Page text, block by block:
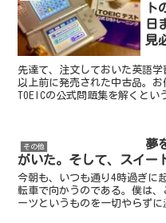
ト
日
見
先達て、注文しておいた英語
以上前に発売された中古品。
TOEICの公式問題集を解くとい
その他
夢
がいた。そして、スイー
今朝も、いつも通り4時過ぎに
転車で向かうのである。僕は
ーツというものを一切やらず